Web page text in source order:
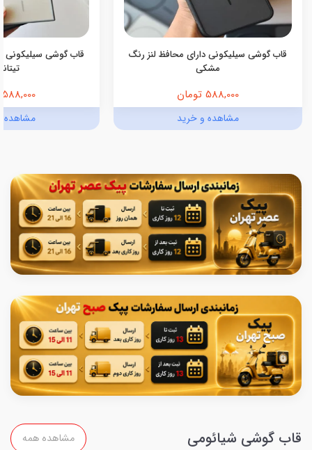
قاب گوشی سیلیکونی دارای محافظ لنز رنگ
مشکی
588,000 تومان
مشاهده و خرید
قاب گوشی سیلیکونی
588,000 تومان
مشاهده
قاب گوشی شیائومی مشاهده همه